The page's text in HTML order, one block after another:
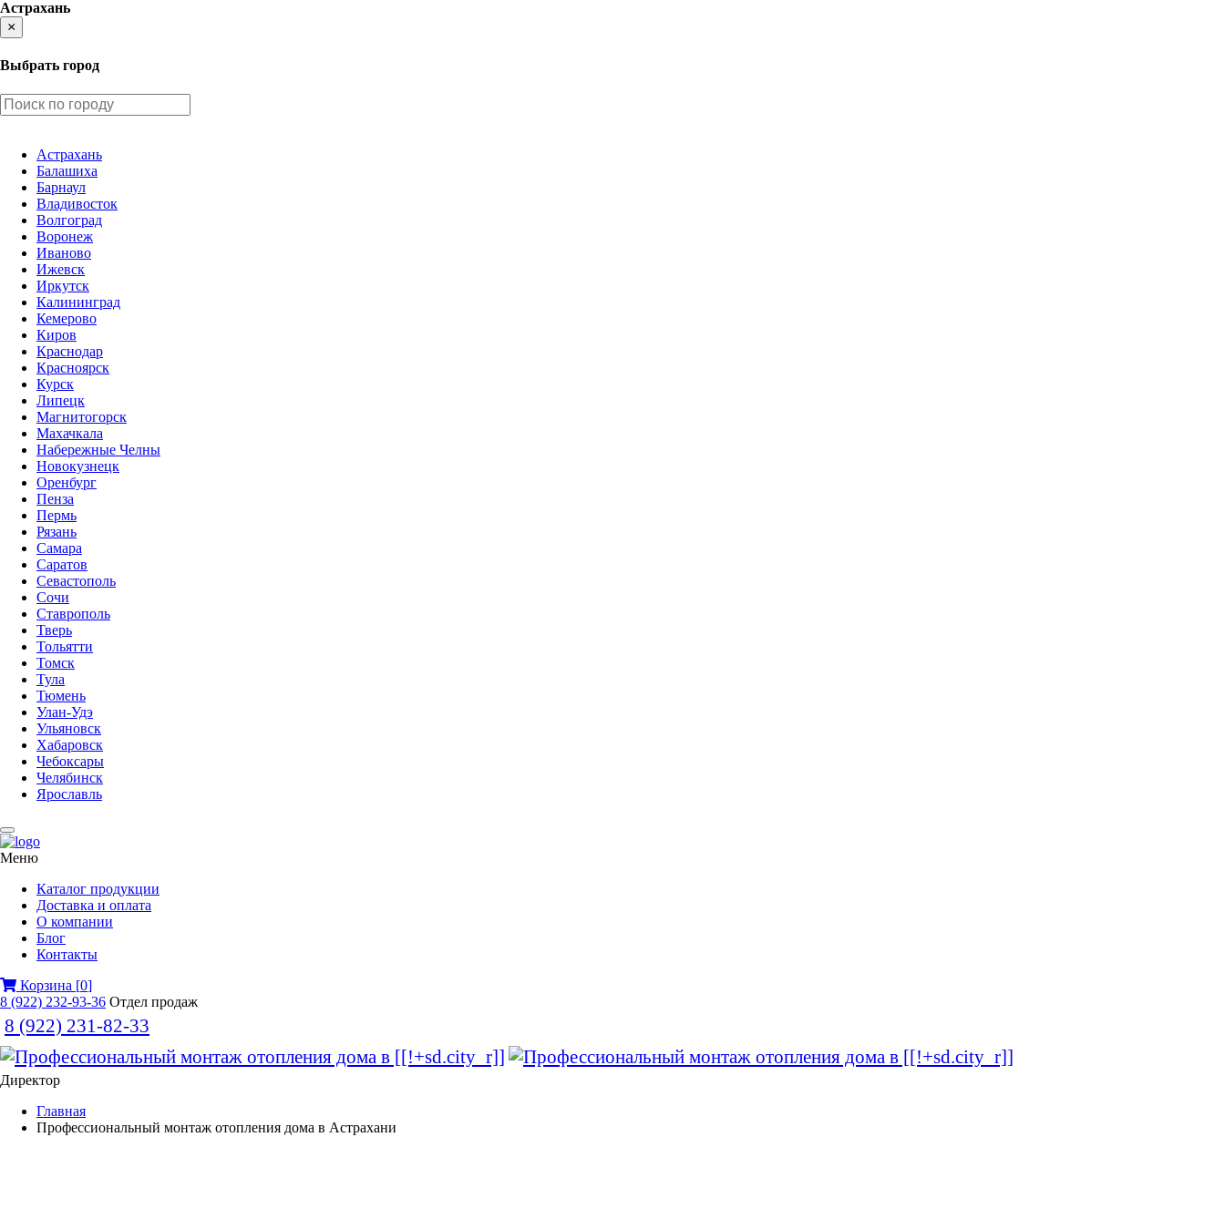
Астрахань
×
Выбрать город
Астрахань
Балашиха
Барнаул
Владивосток
Волгоград
Воронеж
Иваново
Ижевск
Иркутск
Калининград
Кемерово
Киров
Краснодар
Красноярск
Курск
Липецк
Магнитогорск
Махачкала
Набережные Челны
Новокузнецк
Оренбург
Пенза
Пермь
Рязань
Самара
Саратов
Севастополь
Сочи
Ставрополь
Тверь
Тольятти
Томск
Тула
Тюмень
Улан-Удэ
Ульяновск
Хабаровск
Чебоксары
Челябинск
Ярославль
Меню
Каталог продукции
Доставка и оплата
О компании
Блог
Контакты
Корзина [0]
8 (922) 232-93-36 Отдел продаж
8 (922) 231-82-33
Директор
Главная
Профессиональный монтаж отопления дома в Астрахани